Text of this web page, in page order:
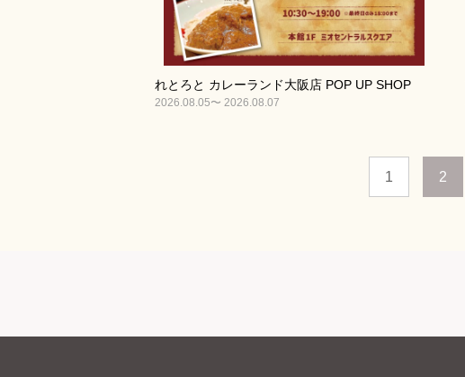
れとろと カレーランド大阪店 POP UP SHOP
2026.08.05〜 2026.08.07
1 2